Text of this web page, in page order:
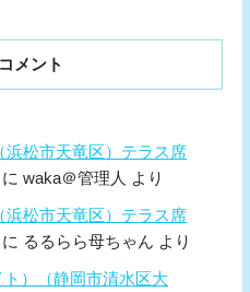
メント
浜松市天竜区）テラス席
に waka＠管理人 より
浜松市天竜区）テラス席
に るるらら母ちゃん より
）（静岡市清水区大